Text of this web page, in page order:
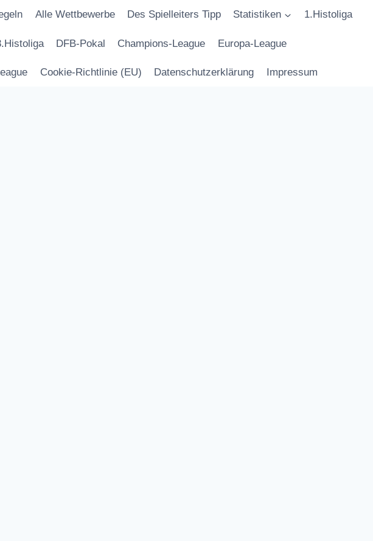
Alle Wettbewerbe Des Spielleiters Tipp Statistiken 1.Histoliga
DFB-Pokal Champions-League Europa-League
Cookie-Richtlinie (EU) Datenschutzerklärung Impressum